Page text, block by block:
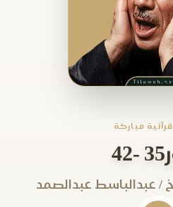
مباركة
/ عبدالباسط عبدالصمد